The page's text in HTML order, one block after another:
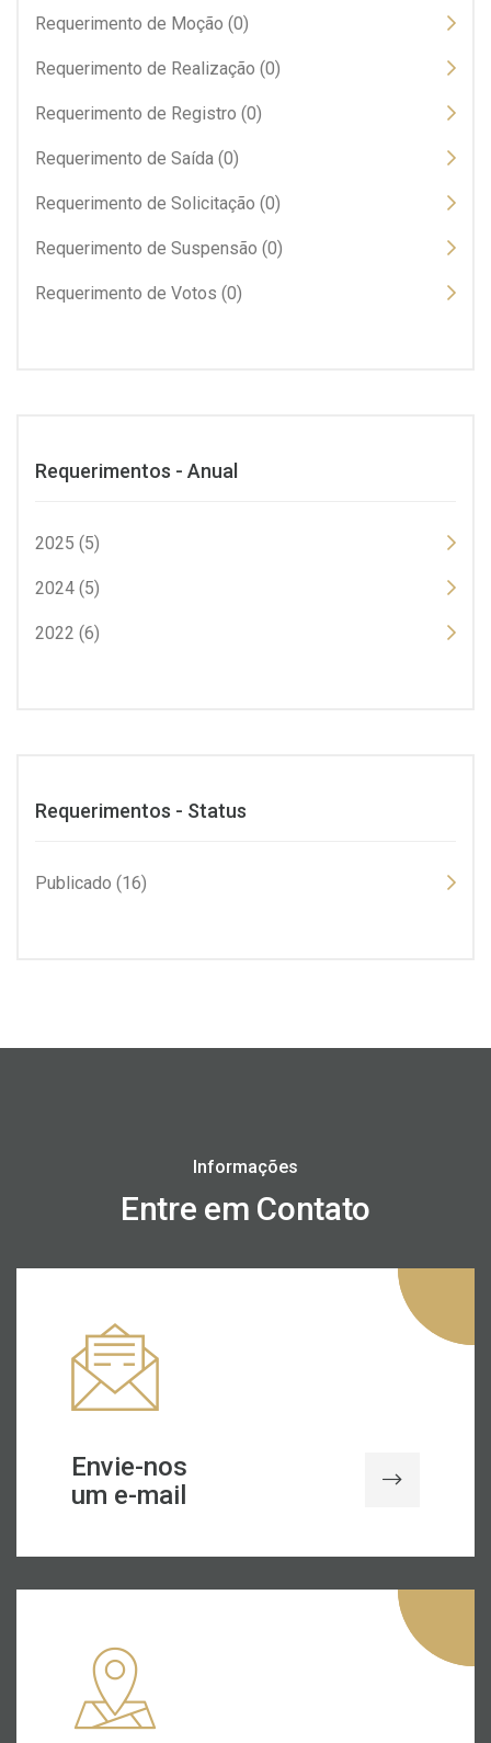
Requerimento de Moção (0)
Requerimento de Realização (0)
Requerimento de Registro (0)
Requerimento de Saída (0)
Requerimento de Solicitação (0)
Requerimento de Suspensão (0)
Requerimento de Votos (0)
Requerimentos - Anual
2025 (5)
2024 (5)
2022 (6)
Requerimentos - Status
Publicado (16)
Informações
Entre em Contato
Envie-nos
um e-mail